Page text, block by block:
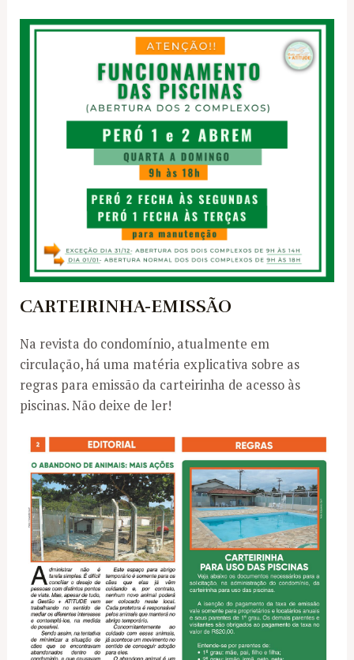
CARTEIRINHA-EMISSÃO
Na revista do condomínio, atualmente em
circulação, há uma matéria explicativa sobre as
regras para emissão da carteirinha de acesso às
piscinas. Não deixe de ler!